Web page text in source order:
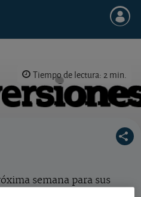
Tiempo de lectura: 2 min.
semana para sus